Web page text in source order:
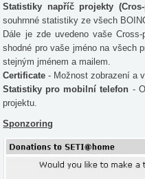
Statistiky napříč projekty
souhrnné statistiky ze všech
Dále je zde uvedeno vaše
shodné pro vaše jméno na všech
stejným jménem a mailem.
Certificate - Možnost zobrazení a
Statistiky pro mobilní telefon -
projektu.
Sponzoring